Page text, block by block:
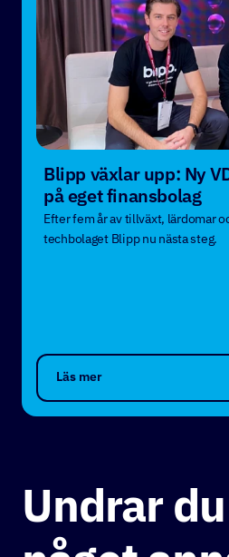
Blipp växlar upp: Ny
på eget finansbolag
Efter fem år av tillväxt, lärdomar
techbolaget Blipp nu nästa steg.
Läs mer
Undrar